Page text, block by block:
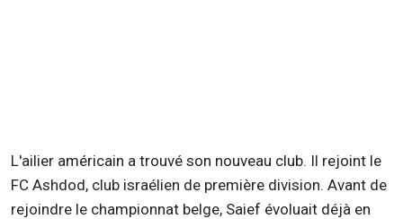
L'ailier américain a trouvé son nouveau club. Il rejoint le
FC Ashdod, club israélien de première division. Avant de
rejoindre le championnat belge, Saief évoluait déjà en